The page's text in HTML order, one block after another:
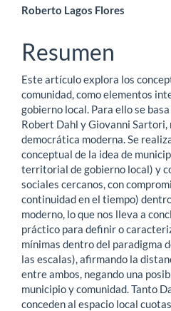
Contenido
principal
del
artículo
Roberto Lagos Flores
Resumen
Este artículo explora los
comunidad, como elementos
gobierno local. Para ello se
Robert Dahl y Giovanni
democrática moderna. Se
conceptual de la idea de
territorial de gobierno local) y
sociales cercanos, con
continuidad en el tiempo)
moderno, lo que nos lleva a
práctico para definir o
mínimas dentro del paradigma
las escalas), afirmando la
entre ambos, negando una
municipio y comunidad. Tanto
conceden al espacio local